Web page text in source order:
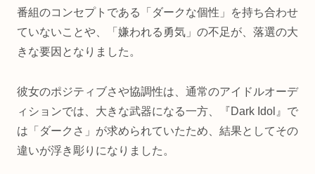
番組のコンセプトである「ダークな個性」を持ち合わせ
ていないことや、「嫌われる勇気」の不足が、落選の大
きな要因となりました。
彼女のポジティブさや協調性は、通常のアイドルオーデ
ィションでは、大きな武器になる一方、『Dark Idol』で
は「ダークさ」が求められていたため、結果としてその
違いが浮き彫りになりました。